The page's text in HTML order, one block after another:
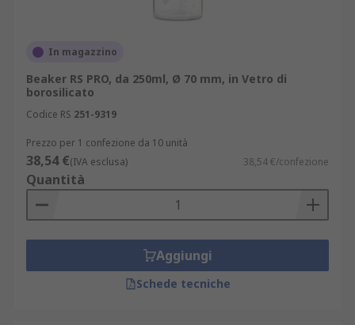
In magazzino
Beaker RS PRO, da 250ml, Ø 70 mm, in Vetro di
borosilicato
Codice RS 251-9319
Prezzo per 1 confezione da 10 unità
38,54 €(IVA esclusa) 38,54 €/confezione
Quantità
Aggiungi
Schede tecniche